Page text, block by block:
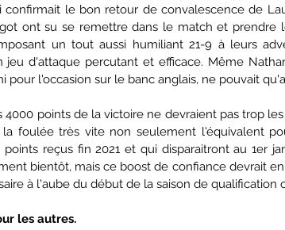
confirmait le bon retour de convalescence de
ont su se remettre dans le match et prendre
un tout aussi humiliant 21-9 à leurs
jeu d'attaque percutant et efficace. Même
pour l'occasion sur le banc anglais, ne pouvait
4000 points de la victoire ne devraient pas trop
foulée très vite non seulement l'équivalent
reçus fin 2021 et qui disparaitront au 1er
bientôt, mais ce boost de confiance devrait
à l'aube du début de la saison de qualification
les autres.